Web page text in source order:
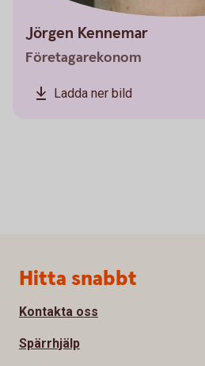
Jörgen Kennemar
Företagarekonom
Ladda ner bild
Sidfot
Hitta snabbt
Kontakta oss
Spärrhjälp